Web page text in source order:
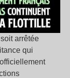
arrêtée
qui